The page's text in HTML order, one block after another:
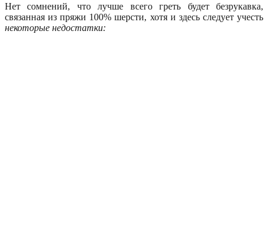
Нет сомнений, что лучше всего греть будет безрукавка,
связанная из пряжи 100% шерсти, хотя и здесь следует учесть
некоторые недостатки: